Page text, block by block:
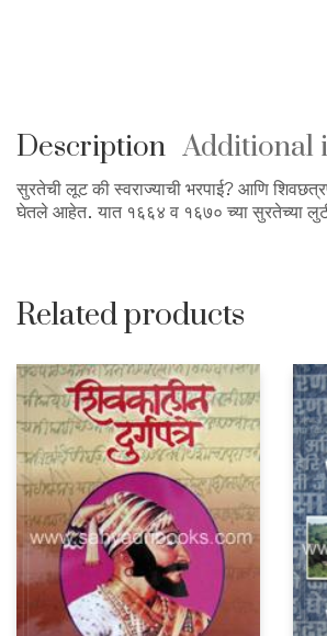
Description Additional
सुरतेची लूट की स्वराज्याची भरपाई? आणि
घेतले आहेत. यात १६६४ व १६७० च्या सुरतेच्या
Related products